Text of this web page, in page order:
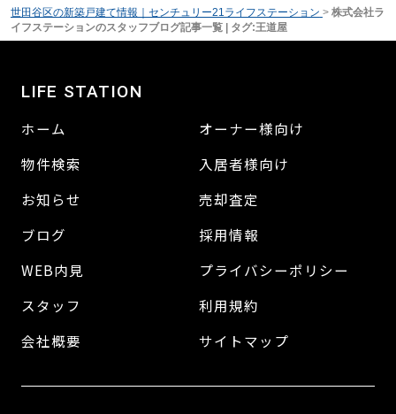
世田谷区の新築戸建て情報｜センチュリー21ライフステーション > 株式会社ラ
イフステーションのスタッフブログ記事一覧 | タグ:王道屋
LIFE STATION
ホーム
物件検索
お知らせ
ブログ
WEB内見
スタッフ
会社概要
オーナー様向け
入居者様向け
売却査定
採用情報
プライバシーポリシー
利用規約
サイトマップ